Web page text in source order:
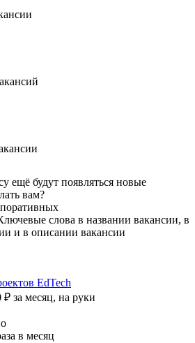
ещё будут появляться новые
вам?
слова в названии вакансии, в
и в описании вакансии
EdTech
₽ за месяц, на руки
в месяц